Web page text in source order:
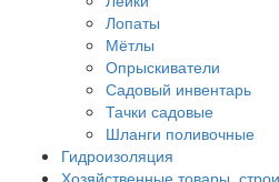
Лопаты
Мётлы
Опрыскиватели
Садовый инвентарь
Тачки садовые
Шланги поливочные
Гидроизоляция
Хозяйственные товары,